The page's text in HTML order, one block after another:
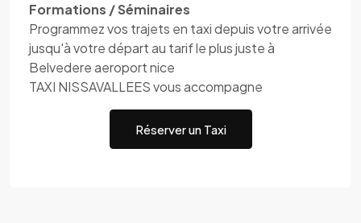
Formations / Séminaires
Programmez vos trajets en taxi depuis votre arrivée
jusqu'à votre départ au tarif le plus juste à
Belvedere aeroport nice
TAXI NISSAVALLEES vous accompagne
Réserver un Taxi